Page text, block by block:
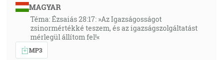
MAGYAR
Téma: Ézsaiás 28:17: »Az Igazságosságot
zsinormértékké teszem, és az igazságszolgáltatást
mérlegül állítom fel!«
MP3